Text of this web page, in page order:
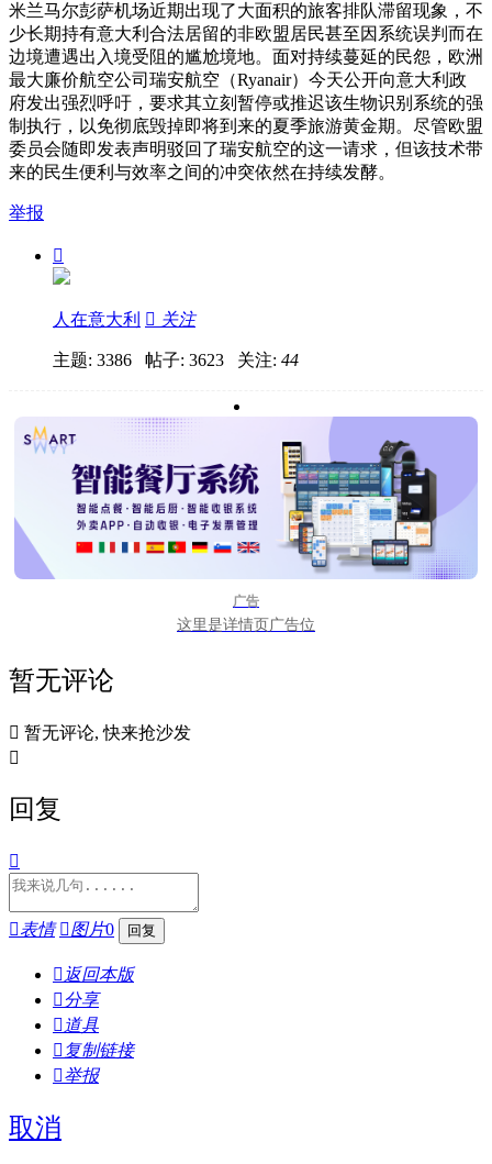
米兰马尔彭萨机场近期出现了大面积的旅客排队滞留现象，不
少长期持有意大利合法居留的非欧盟居民甚至因系统误判而在
边境遭遇出入境受阻的尴尬境地。面对持续蔓延的民怨，欧洲
最大廉价航空公司瑞安航空（Ryanair）今天公开向意大利政
府发出强烈呼吁，要求其立刻暂停或推迟该生物识别系统的强
制执行，以免彻底毁掉即将到来的夏季旅游黄金期。尽管欧盟
委员会随即发表声明驳回了瑞安航空的这一请求，但该技术带
来的民生便利与效率之间的冲突依然在持续发酵。
举报

人在意大利  关注
主题: 3386 帖子: 3623 关注: 44
广告
这里是详情页广告位
暂无评论
 暂无评论, 快来抢沙发

回复

表情 图片0
 返回本版
分享
 道具
 复制链接
举报
取消